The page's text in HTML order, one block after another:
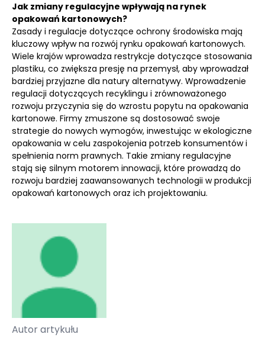
Jak zmiany regulacyjne wpływają na rynek
opakowań kartonowych?
Zasady i regulacje dotyczące ochrony środowiska mają
kluczowy wpływ na rozwój rynku opakowań kartonowych.
Wiele krajów wprowadza restrykcje dotyczące stosowania
plastiku, co zwiększa presję na przemysł, aby wprowadzał
bardziej przyjazne dla natury alternatywy. Wprowadzenie
regulacji dotyczących recyklingu i zrównoważonego
rozwoju przyczynia się do wzrostu popytu na opakowania
kartonowe. Firmy zmuszone są dostosować swoje
strategie do nowych wymogów, inwestując w ekologiczne
opakowania w celu zaspokojenia potrzeb konsumentów i
spełnienia norm prawnych. Takie zmiany regulacyjne
stają się silnym motorem innowacji, które prowadzą do
rozwoju bardziej zaawansowanych technologii w produkcji
opakowań kartonowych oraz ich projektowaniu.
Autor artykułu